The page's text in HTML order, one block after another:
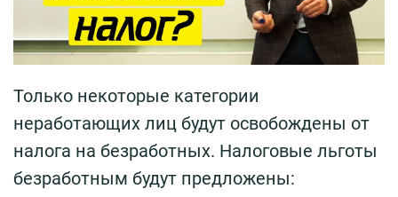
Только некоторые категории
неработающих лиц будут освобождены от
налога на безработных. Налоговые льготы
безработным будут предложены: